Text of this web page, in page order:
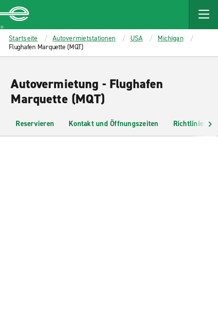
MAIN
CONTENT
Enterprise
Startseite Autovermietstationen USA
Michigan
Flughafen Marquette (MQT)
Autovermietung - Flughafen
Marquette (MQT)
Reservieren Kontakt und Öffnungszeiten Richtlinien